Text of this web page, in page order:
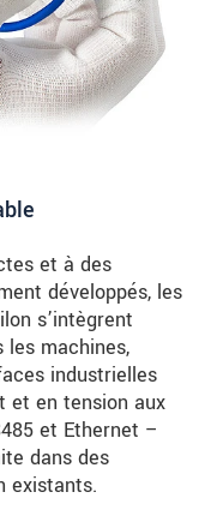
et à des
développés, les
s’intègrent
machines,
industrielles
et en tension aux
et Ethernet –
dans des
existants.